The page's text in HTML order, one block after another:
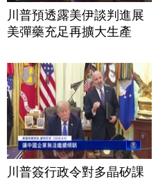
川普預透露美伊談判進展
美彈藥充足再擴大生產
川普簽行政令對多晶矽課